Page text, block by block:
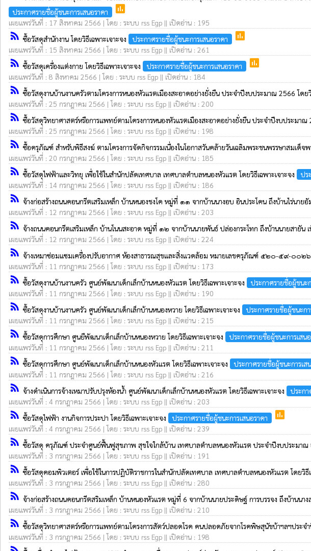
ประกาศรายชื่อผู้ชนะการเสนอราคา
poll
เผยแพร่วันที่ : 17 สิงหาคม 2566 | โดย : ระบบ rss Egp || เปิดอ่าน : 195
rss_feed ซื้อวัสดุสำนักงาน โดยวิธีเฉพาะเจาะจง ประกาศรายชื่อผู้ชนะการเสนอราคา poll
เผยแพร่วันที่ : 15 สิงหาคม 2566 | โดย : ระบบ rss Egp || เปิดอ่าน : 261
rss_feed ซื้อวัสดุเครื่องแต่งกาย โดยวิธีเฉพาะเจาะจง ประกาศรายชื่อผู้ชนะการเสนอราคา poll
เผยแพร่วันที่ : 8 สิงหาคม 2566 | โดย : ระบบ rss Egp || เปิดอ่าน : 184
rss_feed ซื้อวัสดุงานบ้านงานครัวตามโครงการหนองหัวแรตเมืองสะอาดอย่างยั่งยืน ประจำปีงบประมาณ 2566 โดยวิ
เผยแพร่วันที่ : 25 กรกฎาคม 2566 | โดย : ระบบ rss Egp || เปิดอ่าน : 200
rss_feed ซื้อวัสดุวิทยาศาสตร์หรือการแพทย์ตามโครงการหนองหัวแรตเมืองสะอาดอย่างยั่งยืน ประจำปีงบประมาณ
เผยแพร่วันที่ : 25 กรกฎาคม 2566 | โดย : ระบบ rss Egp || เปิดอ่าน : 198
rss_feed ซื้อครุภัณฑ์ สำหรับพิธีสงฆ์ ตามโครงการจัดกิจกรรมเนื่องในโอกาสวันคล้ายวันเฉลิมพระชนพรรษาสมเด็
เผยแพร่วันที่ : 20 กรกฎาคม 2566 | โดย : ระบบ rss Egp || เปิดอ่าน : 185
rss_feed ซื้อวัสดุไฟฟ้าและวิทยุ เพื่อใช้ในสำนักปลัดเทศบาล เทศบาลตำบลหนองหัวแรต โดยวิธีเฉพาะเจาะจง ปร
เผยแพร่วันที่ : 14 กรกฎาคม 2566 | โดย : ระบบ rss Egp || เปิดอ่าน : 186
rss_feed จ้างก่อสร้างถนนคอนกรีตเสริมเหล็ก บ้านหนองชงโค หมู่ที่ ๑๑ จากบ้านนางอบ อินประโคน ถึงบ้านไร่นายอั
เผยแพร่วันที่ : 12 กรกฎาคม 2566 | โดย : ระบบ rss Egp || เปิดอ่าน : 203
rss_feed จ้างถนนคอนกรีตเสริมเหล็ก บ้านโนนสะอาด หมู่ที่ ๑๒ จากบ้านนายพันธ์ ปล่องกระโทก ถึงบ้านนายสายัน เ
เผยแพร่วันที่ : 12 กรกฎาคม 2566 | โดย : ระบบ rss Egp || เปิดอ่าน : 224
rss_feed จ้างเหมาซ่อมแซมเครื่องปรับอากาศ ห้องสาธารณสุขและสิ่งแวดล้อม หมายเลขครุภัณฑ์ ๕๒๐-๕๙-๐๐๒๖
เผยแพร่วันที่ : 11 กรกฎาคม 2566 | โดย : ระบบ rss Egp || เปิดอ่าน : 173
rss_feed ซื้อวัสดุงานบ้านงานครัว ศูนย์พัฒนาเด็กเล็กบ้านหนองหัวแรต โดยวิธีเฉพาะเจาะจง ประกาศรายชื่อผู้ชนะ
เผยแพร่วันที่ : 11 กรกฎาคม 2566 | โดย : ระบบ rss Egp || เปิดอ่าน : 190
rss_feed ซื้อวัสดุงานบ้านงานครัว ศูนย์พัฒนาเด็กเล็กบ้านหนองหวาย โดยวิธีเฉพาะเจาะจง ประกาศรายชื่อผู้ชนะกา
เผยแพร่วันที่ : 11 กรกฎาคม 2566 | โดย : ระบบ rss Egp || เปิดอ่าน : 215
rss_feed ซื้อวัสดุการศึกษา ศูนยืพัฒนาเด็กเล็กบ้านหนองหวาย โดยวิธีเฉพาะเจาะจง ประกาศรายชื่อผู้ชนะการเสน
เผยแพร่วันที่ : 11 กรกฎาคม 2566 | โดย : ระบบ rss Egp || เปิดอ่าน : 211
rss_feed ซื้อวัสดุการศึกษา ศูนย์พัฒนาเด็กเล็กบ้านหนองหัวแรต โดยวิธีเฉพาะเจาะจง ประกาศรายชื่อผู้ชนะการเส
เผยแพร่วันที่ : 11 กรกฎาคม 2566 | โดย : ระบบ rss Egp || เปิดอ่าน : 216
rss_feed จ้างดำเนินการจ้างเหมาปรับปรุงห้องน้ำ ศูนย์พัฒนาเด็กเล็กบ้านหนองหัวแรต โดยวิธีเฉพาะเจาะจง ประกา
เผยแพร่วันที่ : 4 กรกฎาคม 2566 | โดย : ระบบ rss Egp || เปิดอ่าน : 203
rss_feed ซื้อวัสดุไฟฟ้า งานกิจการประปา โดยวิธีเฉพาะเจาะจง ประกาศรายชื่อผู้ชนะการเสนอราคา poll
เผยแพร่วันที่ : 4 กรกฎาคม 2566 | โดย : ระบบ rss Egp || เปิดอ่าน : 239
rss_feed ซื้อวัสดุ ครุภัณฑ์ ประจำศูนย์ฟื้นฟูสุขภาพ สุขใจใกล้บ้าน เทศบาลตำบลหนองหัวแรต ประจำปีงบประมาณ
เผยแพร่วันที่ : 3 กรกฎาคม 2566 | โดย : ระบบ rss Egp || เปิดอ่าน : 191
rss_feed ซื้อวัสดุคอมพิวเตอร์ เพื่อใช้ในการปฏิบัติราชการในสำนักปลัดเทศบาล เทศบาลตำบลหนองหัวแรต โดยวิธีเ
เผยแพร่วันที่ : 3 กรกฎาคม 2566 | โดย : ระบบ rss Egp || เปิดอ่าน : 280
rss_feed จ้างก่อสร้างถนนคอนกรีตสริมเหล็ก บ้านหนองหัวแรต หมู่ที่ 6 จากบ้านนายประดิษฐ์ การบรรจง ถึงบ้านนาง
เผยแพร่วันที่ : 3 กรกฎาคม 2566 | โดย : ระบบ rss Egp || เปิดอ่าน : 210
rss_feed ซื้อวัสดุวิทยาศาสตร์หรือการแพทย์ตามโครงการสัตว์ปลอดโรค คนปลอดภัยจากโรคพิษสุนัขบ้าฯลฯประจ
เผยแพร่วันที่ : 3 กรกฎาคม 2566 | โดย : ระบบ rss Egp || เปิดอ่าน : 198